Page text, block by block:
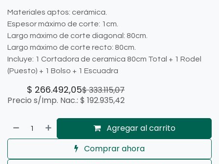
Materiales aptos: cerámica.
Espesor máximo de corte: 1cm.
Largo máximo de corte diagonal: 80cm.
Largo máximo de corte recto: 80cm.
Incluye: 1 Cortadora de ceramica 80cm Total + 1 Rodel
(Puesto) + 1 Bolso + 1 Escuadra
$ 266.492,05$333.115,07
Precio s/Imp. Nac.: $ 192.935,42
Agregar al carrito
Comprar ahora